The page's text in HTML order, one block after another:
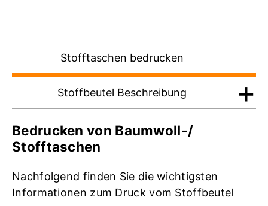
Stofftaschen bedrucken
Stoffbeutel Beschreibung
Bedrucken von Baumwoll-/
Stofftaschen
Nachfolgend finden Sie die wichtigsten
Informationen zum Druck vom Stoffbeutel